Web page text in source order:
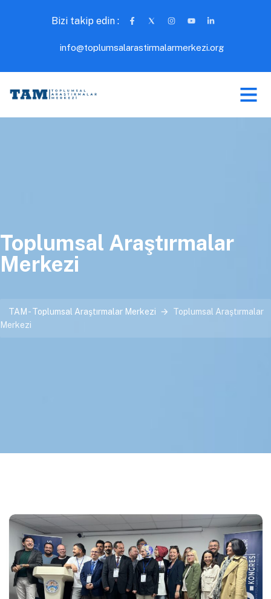
Bizi takip edin :
info@toplumsalarastirmalarmerkezi.org
Toplumsal Araştırmalar
Merkezi
TAM - Toplumsal Araştırmalar Merkezi
Toplumsal Araştırmalar
Merkezi